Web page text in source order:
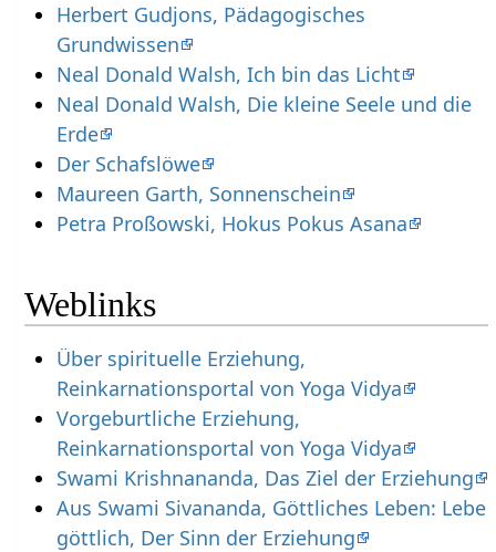
Herbert Gudjons, Pädagogisches
Grundwissen
Neal Donald Walsh, Ich bin das Licht
Neal Donald Walsh, Die kleine Seele und die
Erde
Der Schafslöwe
Maureen Garth, Sonnenschein
Petra Proßowski, Hokus Pokus Asana
Weblinks
Über spirituelle Erziehung,
Reinkarnationsportal von Yoga Vidya
Vorgeburtliche Erziehung,
Reinkarnationsportal von Yoga Vidya
Swami Krishnananda, Das Ziel der Erziehung
Aus Swami Sivananda, Göttliches Leben: Lebe
göttlich, Der Sinn der Erziehung